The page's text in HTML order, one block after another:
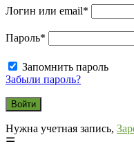
Логин или email*
Пароль*
Запомнить пароль
Забыли пароль?
Нужна учетная запись,